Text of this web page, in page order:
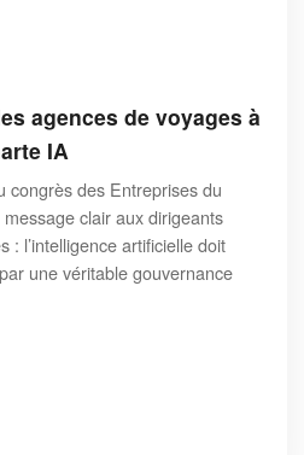
agences de voyages à
IA
congrès des Entreprises du
clair aux dirigeants
: l’intelligence artificielle doit
une véritable gouvernance